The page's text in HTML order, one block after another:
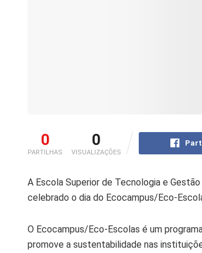
0
PARTILHAS
0
VISUALIZAÇÕES
A Escola Superior de Tecnologia e
celebrado o dia do Ecocampus/Eco-
O Ecocampus/Eco-Escolas é um
promove a sustentabilidade nas